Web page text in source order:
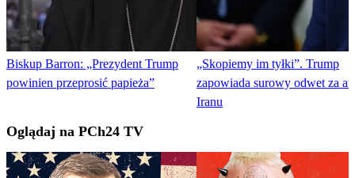
Biskup Barron: „Prezydent Trump
powinien przeprosić papieża”
„Skopiemy im tyłki”. Trump
zapowiada surowy odwet za
Iranu
Oglądaj na PCh24 TV